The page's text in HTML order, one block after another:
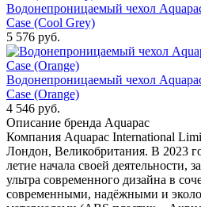
Водонепроницаемый чехол
Case (Cool Grey)
5 576 руб.
Водонепроницаемый чехол
Case (Orange)
4 546 руб.
Описание бренда Aquapac
Компания Aquapac International
Лондон, Великобритания. В 2023
летие начала своей деятельности,
ультра современного дизайна в
современными, надёжными и